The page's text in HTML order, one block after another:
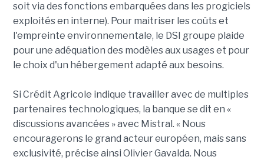
soit via des fonctions embarquées dans les progiciels
exploités en interne). Pour maitriser les coûts et
l'empreinte environnementale, le DSI groupe plaide
pour une adéquation des modèles aux usages et pour
le choix d'un hébergement adapté aux besoins.
Si Crédit Agricole indique travailler avec de multiples
partenaires technologiques, la banque se dit en «
discussions avancées » avec Mistral. « Nous
encouragerons le grand acteur européen, mais sans
exclusivité, précise ainsi Olivier Gavalda. Nous